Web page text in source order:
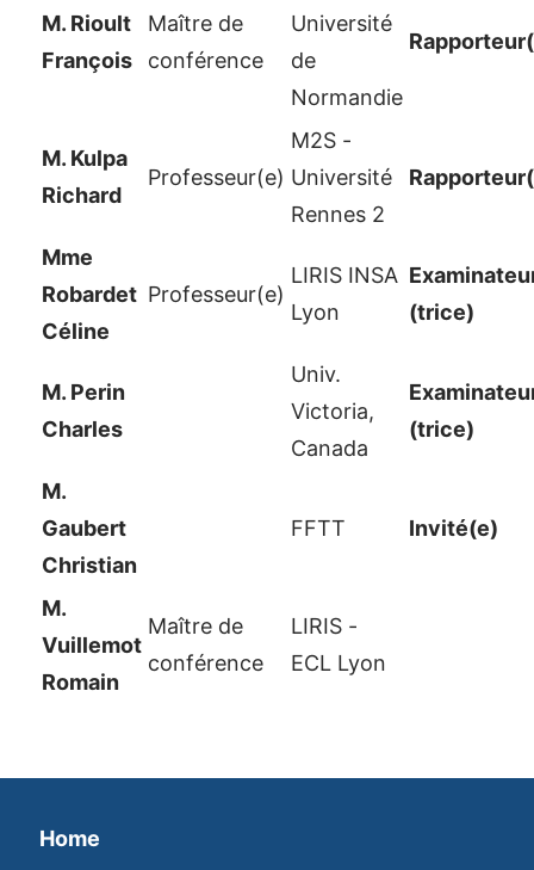
M. Rioult
François
Maître de
conférence
Université
de
Normandie
M. Kulpa
Richard
Professeur(e)
M2S -
Université
Rennes 2
Mme
Robardet
Céline
Professeur(e)
LIRIS INSA
Lyon
(trice)
M. Perin
Charles
Univ.
Victoria,
Canada
(trice)
M.
Gaubert
Christian
FFTT Invité(e)
M.
Vuillemot
Romain
Maître de
conférence
LIRIS -
ECL Lyon
Home